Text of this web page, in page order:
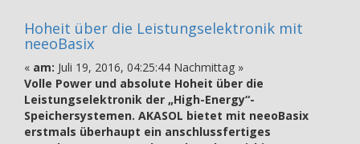
Hoheit über die Leistungselektronik mit
neeoBasix
« am: Juli 19, 2016, 04:25:44 Nachmittag »
Volle Power und absolute Hoheit über die
Leistungselektronik der „High-Energy“-
Speichersystemen. AKASOL bietet mit neeoBasix
erstmals überhaupt ein anschlussfertiges